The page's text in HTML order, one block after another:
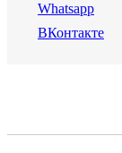
Whatsapp
ВКонтакте